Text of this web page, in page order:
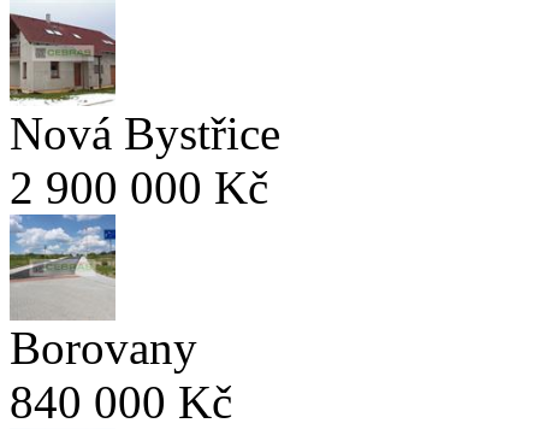
Nová Bystřice
2 900 000 Kč
Borovany
840 000 Kč